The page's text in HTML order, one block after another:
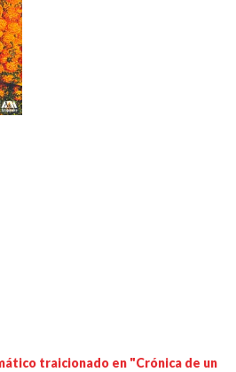
traicionado en "Crónica de un